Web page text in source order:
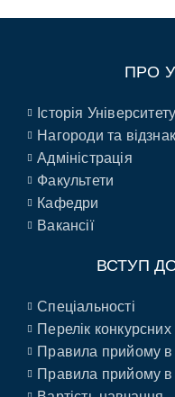
ПРО
Історія Університету
Нагороди та
Адміністрація
Факультети
Кафедри
Вакансії
ВСТУП
Спеціальності
Перелік
Правила прийому в
Правила прийому